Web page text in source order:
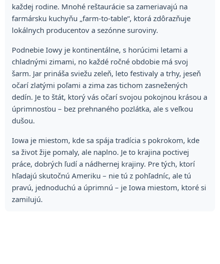
každej rodine. Mnohé reštaurácie sa zameriavajú na
farmársku kuchyňu „farm-to-table“, ktorá zdôrazňuje
lokálnych producentov a sezónne suroviny.
Podnebie Iowy je kontinentálne, s horúcimi letami a
chladnými zimami, no každé ročné obdobie má svoj
šarm. Jar prináša sviežu zeleň, leto festivaly a trhy, jeseň
očarí zlatými poľami a zima zas tichom zasnežených
dedín. Je to štát, ktorý vás očarí svojou pokojnou krásou a
úprimnosťou – bez prehnaného pozlátka, ale s veľkou
dušou.
Iowa je miestom, kde sa spája tradícia s pokrokom, kde
sa život žije pomaly, ale naplno. Je to krajina poctivej
práce, dobrých ľudí a nádhernej krajiny. Pre tých, ktorí
hľadajú skutočnú Ameriku – nie tú z pohľadníc, ale tú
pravú, jednoduchú a úprimnú – je Iowa miestom, ktoré si
zamilujú.